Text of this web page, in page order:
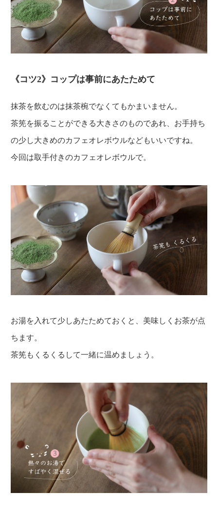
《コツ2》コップは事前にあたためて
抹茶を飲むのは抹茶椀でなくてもかまいません。
茶筅を振ることができる大きさのものであれ、お手持ち
の少し大きめのカフェオレボウルなどもいいですね。
今回は取手付きのカフェオレボウルで。
お湯を入れて少しあたためておくと、美味しくお茶が点
ちます。
茶筅もくるくるして一緒に温めましょう。